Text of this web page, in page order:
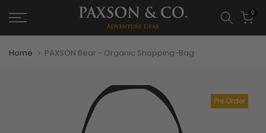
0
Home PAXSON Bear - Organic Shopping-Bag
Pre Order